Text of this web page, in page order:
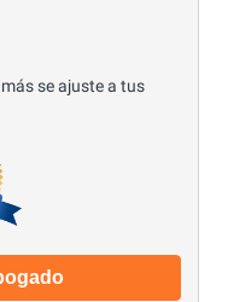
se ajuste a tus